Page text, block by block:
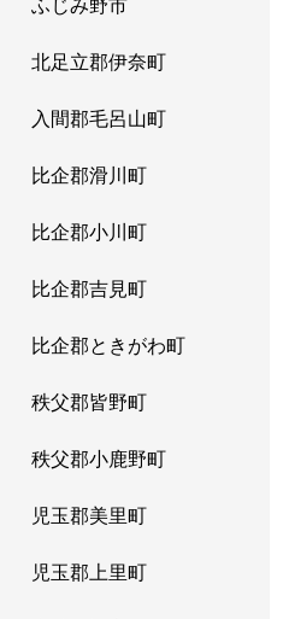
北足立郡伊奈町
入間郡毛呂山町
比企郡滑川町
比企郡小川町
比企郡吉見町
比企郡ときがわ町
秩父郡皆野町
秩父郡小鹿野町
児玉郡美里町
児玉郡上里町